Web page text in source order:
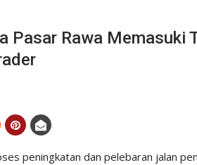
Pasar Rawa Memasuki
peningkatan dan pelebaran jalan